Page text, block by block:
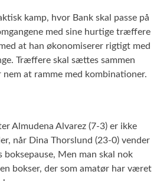
kamp, hvor Bank skal passe på
med sine hurtige træffere
at han økonomiserer rigtigt med
Træffere skal sættes sammen
nem at ramme med kombinationer.
Almudena Alvarez (7-3) er ikke
når Dina Thorslund (23-0) vender
Men man skal nok
bokser, der som amatør har været